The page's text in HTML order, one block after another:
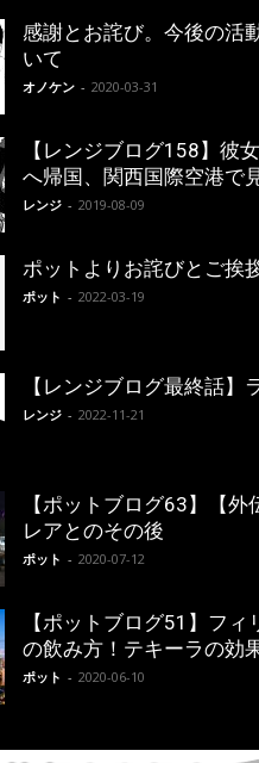
感謝とお詫び。今後の活
いて
オノケン - 2020-03-31
【レンジブログ158】彼
へ帰国、関西国際空港で
レンジ - 2019-08-09
ポットよりお詫びとご挨
ポット - 2022-03-19
【レンジブログ最終話】
レンジ - 2022-11-21
【ポットブログ63】【
レアとのその後
ポット - 2020-07-12
【ポットブログ51】フィ
の飲み方！テキーラの効
ポット - 2020-06-10